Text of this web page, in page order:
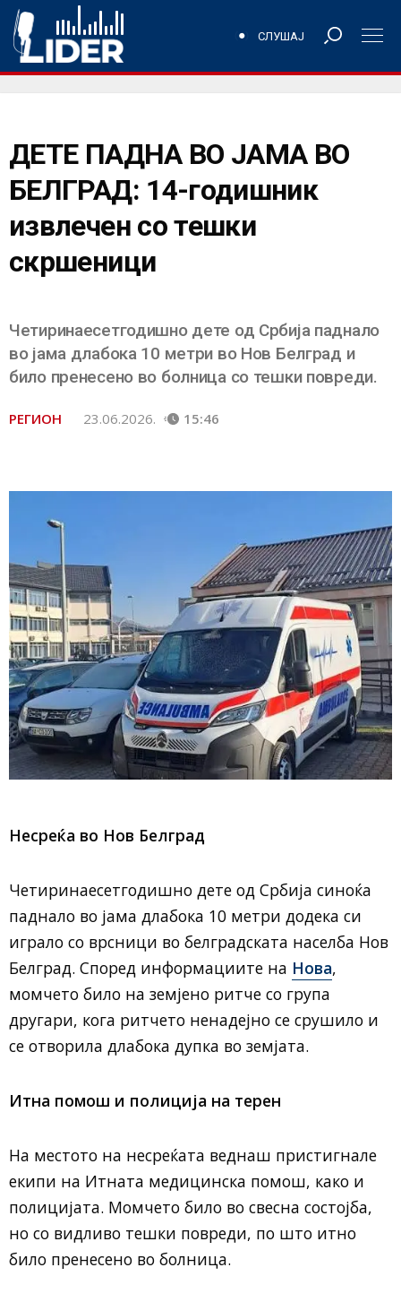
СЛУШАЈ
ДЕТЕ ПАДНА ВО ЈАМА ВО
БЕЛГРАД: 14-годишник
извлечен со тешки
скршеници
Четиринаесетгодишно дете од Србија паднало
во јама длабока 10 метри во Нов Белград и
било пренесено во болница со тешки повреди.
РЕГИОН 23.06.2026. 15:46
Несреќа во Нов Белград
Четиринаесетгодишно дете од Србија синоќа
паднало во јама длабока 10 метри додека си
играло со врсници во белградската населба Нов
Белград. Според информациите на Нова,
момчето било на земјено ритче со група
другари, кога ритчето ненадејно се срушило и
се отворила длабока дупка во земјата.
Итна помош и полиција на терен
На местото на несреќата веднаш пристигнале
екипи на Итната медицинска помош, како и
полицијата. Момчето било во свесна состојба,
но со видливо тешки повреди, по што итно
било пренесено во болница.